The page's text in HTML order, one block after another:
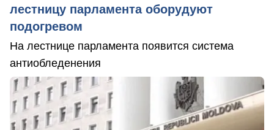
лестницу парламента оборудуют
подогревом
На лестнице парламента появится система
антиобледенения